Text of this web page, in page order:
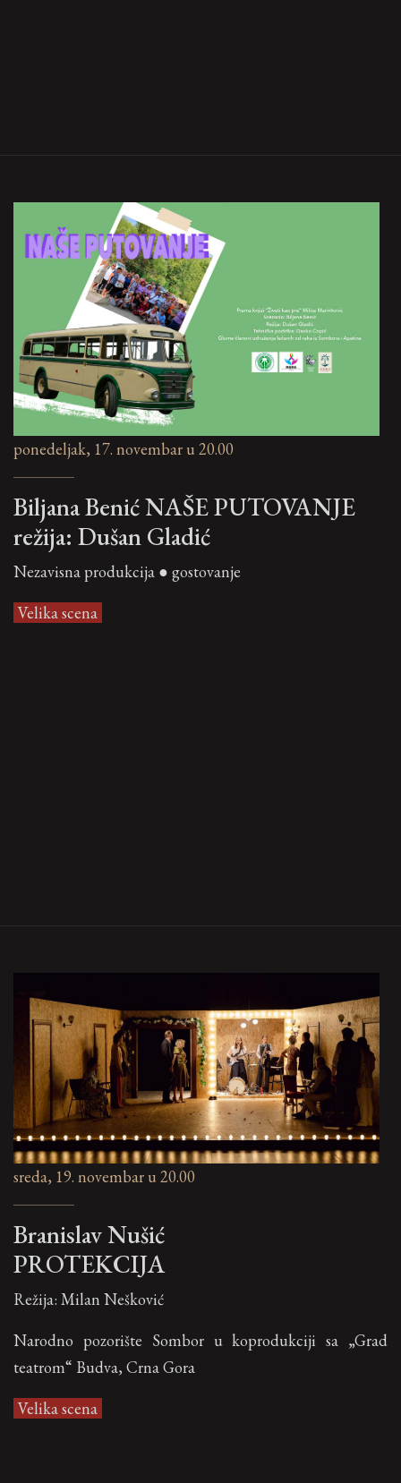
ponedeljak, 17. novembar u 20.00
Biljana Benić NAŠE PUTOVANJE
režija: Dušan Gladić
Nezavisna produkcija ● gostovanje
Velika scena
sreda, 19. novembar u 20.00
Branislav Nušić
PROTEKCIJA
Režija: Milan Nešković
Narodno pozorište Sombor u koprodukciji sa „Grad
teatrom“ Budva, Crna Gora
Velika scena